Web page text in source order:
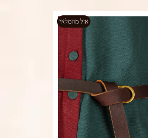
אזל מהמלאי